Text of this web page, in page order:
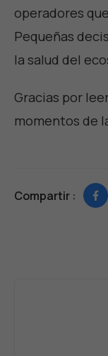
operadores
Pequeñas
la salud del
Gracias por
momentos de
Compartir :